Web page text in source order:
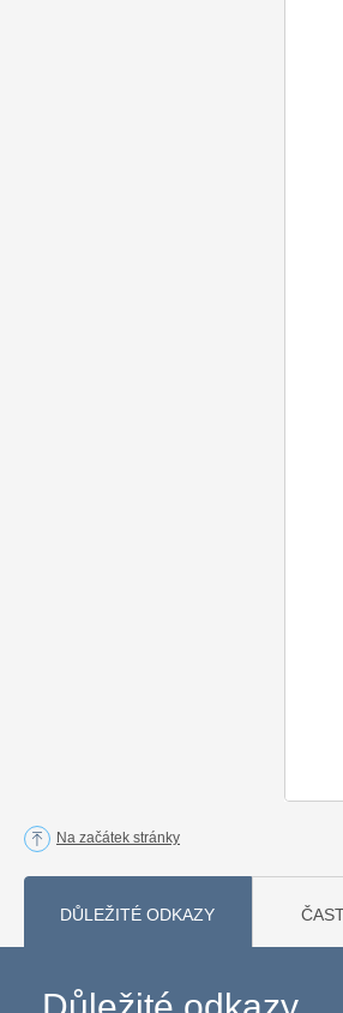
Na začátek stránky
DŮLEŽITÉ ODKAZY